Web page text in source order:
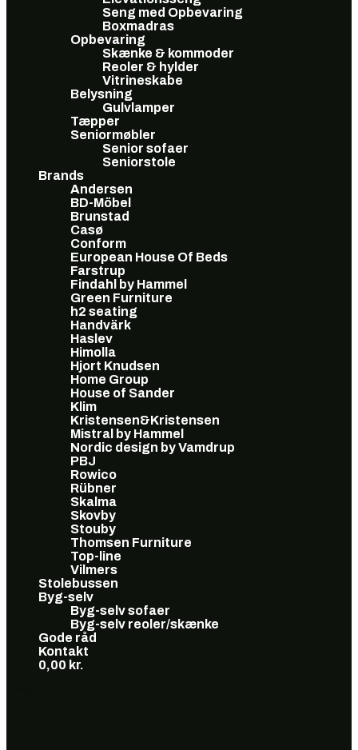
Seng med Opbevaring
Boxmadras
Opbevaring
Skænke & kommoder
Reoler & hylder
Vitrineskabe
Belysning
Gulvlamper
Tæpper
Seniormøbler
Senior sofaer
Seniorstole
Brands
Andersen
BD-Möbel
Brunstad
Casø
Conform
European House Of Beds
Farstrup
Findahl by Hammel
Green Furniture
h2 seating
Handvärk
Haslev
Himolla
Hjort Knudsen
Home Group
House of Sander
Klim
Kristensen&Kristensen
Mistral by Hammel
Nordic design by Vamdrup
PBJ
Rowico
Rübner
Skalma
Skovby
Stouby
Thomsen Furniture
Top-line
Vilmers
Stolebussen
Byg-selv
Byg-selv sofaer
Byg-selv reoler/skænke
Gode råd
Kontakt
0,00 kr.